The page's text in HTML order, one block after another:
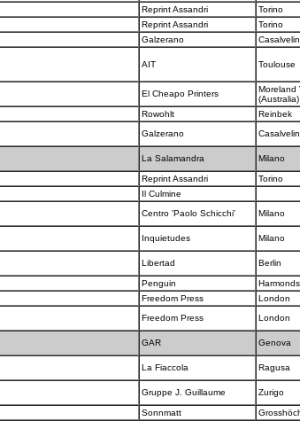
Reprint Assandri Torino
Reprint Assandri Torino
Galzerano
AIT Toulouse
El Cheapo Printers
Moreland
(Australia)
Rowohlt Reinbek
Galzerano
La Salamandra Milano
Reprint Assandri Torino
Il Culmine
Centro 'Paolo Schicchi' Milano
Inquietudes Milano
Libertad Berlin
Penguin
Freedom Press London
Freedom Press London
GAR Genova
La Fiaccola Ragusa
Gruppe J. Guillaume Zurigo
Sonnmatt